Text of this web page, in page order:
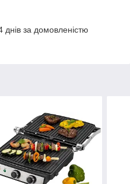
за домовленістю